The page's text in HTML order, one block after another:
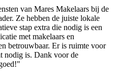
van Mares Makelaars bij de
Ze hebben de juiste lokale
stap extra die nodig is een
met makelaars en
betrouwbaar. Er is ruimte voor
nodig is. Dank voor de